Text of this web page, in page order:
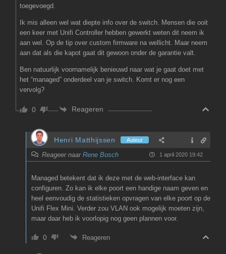
toegevoegd.
Ik mis alleen wel wat diepte info over de switch. Mensen die ooit
een keer met Unifi Controller hebben gewerkt weten dit neem ik
aan wel. Op de tip over custom firmware na wellicht. Maar neem
aan dat als die kapot gaat dit gewoon onder de garantie valt.
Ben natuurlijk voornamelijk benieuwd naar wat je gaat doet met
het “managed” onderdeel van je switch. Komt er nog een
vervolg?
0 Reageren
Henri Matthijssen Auteur
Reageer naar Rene Bosch 1 april 2020 19:42
Managed betekent dat ik deze met de web-interface kan
configuren. Zo kan ik elke poort een handige naam geven en
heel eenvoudig de statistieken opvragen van elke poort op de
Unifi Flex Mini. Verder zou VLAN ook mogelijk moeten zijn,
maar daar heb ik voorlopig nog geen plannen voor.
0 Reageren